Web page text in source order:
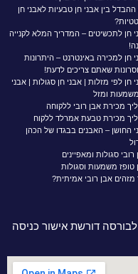
בין אבני חן טבעיות לאבני חן
חן לתכשיטים – המדריך המלא לקנייה
חן למכירה באינטרנט – היתרונות
שאתם צריכים לדעת!
חן לפי מזלות | אבני חן סגולות | אבני
ומזל
מכירת אבן רובי ללקוחה
מכירת טבעת אמרלד ללקוח
החושן – האבנים בבגדו של הכהן
רובי סגולות ומאפיינים
טופז משמעות וסגולות
מזהים אבן רובי אמיתית?
דורשת אישור כניסה